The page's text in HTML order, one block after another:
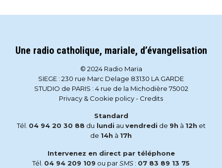
Une radio catholique, mariale, d’évangelisation
© 2024 Radio Maria
SIEGE : 230 rue Marc Delage 83130 LA GARDE
STUDIO de PARIS : 4 rue de la Michodière 75002
Privacy & Cookie policy- Credits
Standard
Tél. 04 94 20 30 88 du lundi au vendredi de 9h à 12h et
de 14h à 17h
Intervenez en direct par téléphone
Tél. 04 94 209 109 ou parSMS : 07 83 89 13 75